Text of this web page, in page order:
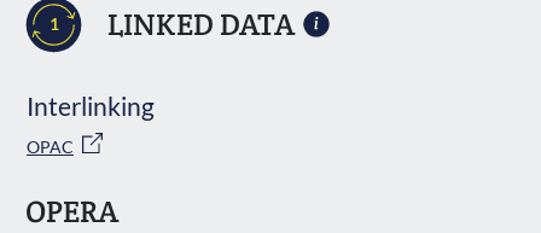
1 LINKED DATA
Interlinking
OPAC
OPERA